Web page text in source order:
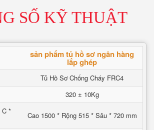
SỐ KỸ THUẬT
sản phẩm tủ hồ sơ ngân hàng
lắp ghép
Tủ Hồ Sơ Chống Cháy FRC4
320 ± 10Kg
C *
Cao 1500 * Rộng 515 * Sâu * 720 mm